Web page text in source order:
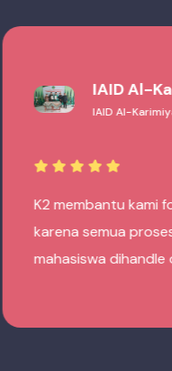
STISIP
STISIP Bekasi
K2 sangat
penerimaan
oleh tim Marketing